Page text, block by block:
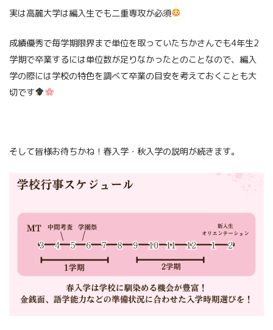
実は高麗大学は編入生でも二重専攻が必須
成績優秀で毎学期限界まで単位を取っていたちかさんでも4年生2
学期で卒業するには単位数が足りなかったとのことなので、編入
学の際には学校の特色を調べて卒業の目安を考えておくことも大
切です
そして皆様お待ちかね！春入学・秋入学の説明が続きます。